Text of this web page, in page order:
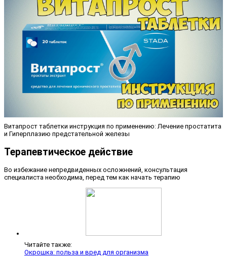
Витапрост таблетки инструкция по применению: Лечение простатита
и Гиперплазию предстательной железы
Терапевтическое действие
Во избежание непредвиденных осложнений, консультация
специалиста необходима, перед тем как начать терапию
Читайте также:
Окрошка: польза и вред для организма